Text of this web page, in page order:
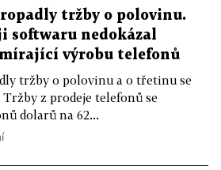
tržby o polovinu.
softwaru nedokázal
výrobu telefonů
tržby o polovinu a o třetinu se
z prodeje telefonů se
dolarů na 62...